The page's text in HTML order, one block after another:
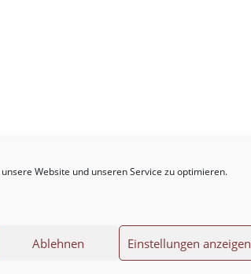
Website und unseren Service zu optimieren.
Ablehnen Einstellungen anzeigen